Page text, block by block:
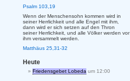
Psalm 103,19
Wenn der Menschensohn kommen wird in
seiner Herrlichkeit und alle Engel mit ihm,
dann wird er sich setzen auf den Thron
seiner Herrlichkeit, und alle Völker werden vor
ihm versammelt werden.
Matthäus 25,31-32
Heute
Friedensgebet Lobeda um 12:00